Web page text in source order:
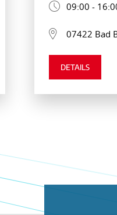
09:00 -
07422 Bad
DETAILS